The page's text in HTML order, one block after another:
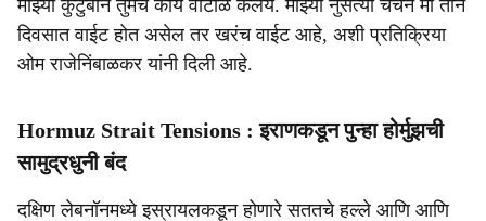
माझ्या कुटुंबानं तुमचं काय वाटोळं केलंय. माझ्या नुसत्या चर्चेनं मी तीन
दिवसात वाईट होत असेल तर खरंच वाईट आहे, अशी प्रतिक्रिया
ओम राजेनिंबाळकर यांनी दिली आहे.
Hormuz Strait Tensions : इराणकडून पुन्हा होर्मुझची
सामुद्रधुनी बंद
दक्षिण लेबनॉनमध्ये इस्रायलकडून होणारे सततचे हल्ले आणि आणि